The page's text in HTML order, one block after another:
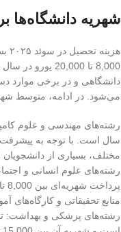
شهریه دانشگاه‌ها
8,000 تا
دانشگاهی و در برخی موارد
می‌شود. در ادامه، متوسط
سال است. با توجه به
مختلف، بسیاری از دانشجویان
رشته‌های علوم انسانی و
منابع تحقیقاتی و کارگاه‌های
رشته‌های پزشکی و بهداشت: